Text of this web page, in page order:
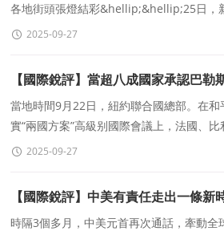
各地街頭張燈結彩&hellip;&hellip;25日，
周年慶祝大會在烏魯木齊市隆重舉行。中共
2025-09-27
【國際銳評】當超八成國家承認巴
而不見
當地時間9月22日，紐約聯合國總部。在
實“兩國方案”高級别國際會議上，法國、
承認巴勒斯坦國。而就在一天前，英國、
2025-09-27
【國際銳評】中美有責任走出一條新
時隔3個多月，中美元首再次通話，牽動全